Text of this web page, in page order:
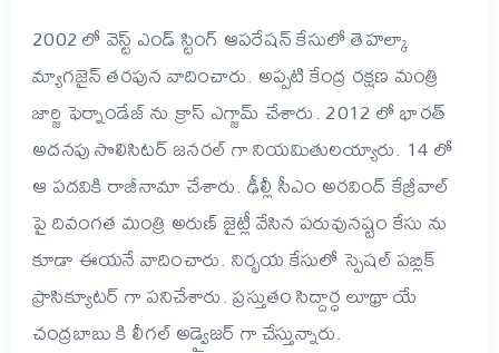
2002 లో వెస్ట్ ఎండ్ స్టింగ్ ఆపరేషన్ కేసులో తెహల్కా
మ్యాగజైన్ తరపున వాదించారు. అప్పటి కేంద్ర రక్షణ మంత్రి
జార్జి ఫెర్నాండేజ్ ను క్రాస్ ఎగ్జామ్ చేశారు. 2012 లో భారత్
అదనపు సొలిసిటర్ జనరల్ గా నియమితులయ్యారు. 14 లో
ఆ పదవికి రాజీనామా చేశారు. ఢీల్లీ సీఎం అరవింద్ కేజ్రీవాల్
పై దివంగత మంత్రి అరుణ్ జైట్లీ వేసిన పరువునష్టం కేసు ను
కూడా ఈయనే వాదించారు. నిర్భయ కేసులో స్పెషల్ పబ్లిక్
ప్రాసిక్యూటర్ గా పనిచేశారు. ప్రస్తుతం సిద్దార్ధ లూథ్రా యే
చంద్రబాబు కి లీగల్ అడ్వైజర్ గా చేస్తున్నారు.